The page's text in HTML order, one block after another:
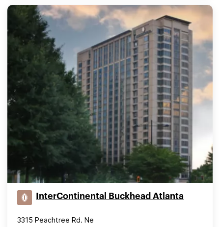
InterContinental Buckhead Atlanta
3315 Peachtree Rd. Ne